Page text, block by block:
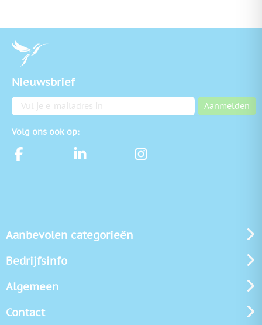
Nieuwsbrief
E-mailadres Aanmelden
Volg ons ook op:
Aanbevolen categorieën
Bedrijfsinfo
Algemeen
Contact